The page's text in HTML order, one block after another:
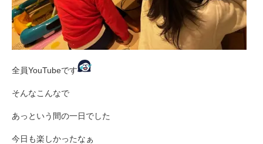
全員YouTubeです
そんなこんなで
あっという間の一日でした
今日も楽しかったなぁ